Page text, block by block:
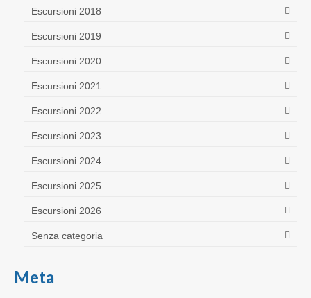
Escursioni 2018
Escursioni 2019
Escursioni 2020
Escursioni 2021
Escursioni 2022
Escursioni 2023
Escursioni 2024
Escursioni 2025
Escursioni 2026
Senza categoria
Meta